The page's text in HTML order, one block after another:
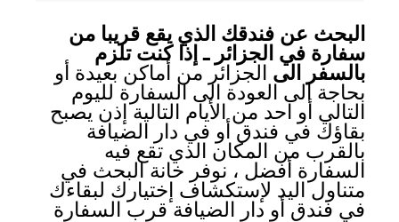
البحث عن فندقك الذي يقع قريبا من
سفارة في الجزائر ـ إذا كنت تلزم
بالسفر الى الجزائر من أماكن بعيدة أو
بحاجة الى العودة الى السفارة لليوم
التالي أو احد من الأيام التالية إذن يصبح
بقاؤك في فندق أو في دار الضيافة
بالقرب من المكان الذي تقع فيه
السفارة أفضل ، نوفر خانة البحث في
متناول اليد لإستكشاف إختيارك لبقاءك
في فندق أو دار الضيافة قرب السفارة